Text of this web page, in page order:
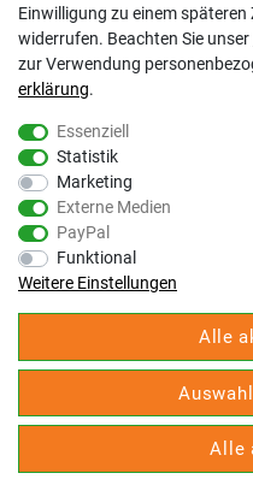
Gölz Motorgeräte Nord GmbH &
Melatengürtel 23
50933 Köln
Shop Hotline Mo-Fr 9:00-17:00
Fax 0221-541358
service@goelz-shop.de
Unsere STORE Anschriften
Köln
Erkelenz
Einwilligung zu einem
widerrufen. Beachten Sie unser
zur Verwendung
erklärung.
Essenziell
Statistik
Marketing
Externe Medien
PayPal
Funktional
Weitere Einstellungen
Alle
Alle
© Copyright 2026 | Alle Rechte